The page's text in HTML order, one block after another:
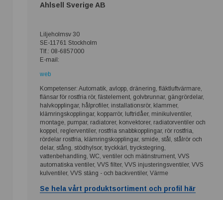
Ahlsell Sverige AB
Liljeholmsv 30
SE-11761 Stockholm
Tlf.: 08-6857000
E-mail:
web
Kompetenser: Automatik, avlopp, dränering, fläktluftvärmare,
flänsar för rostfria rör, fästelement, golvbrunnar, gängrördelar,
halvkopplingar, hålprofiler, installationsrör, klammer,
klämringskopplingar, kopparrör, luftridåer, minikulventiler,
montage, pumpar, radiatorer, konvektorer, radiatorventiler och
koppel, reglerventiler, rostfria snabbkopplingar, rör rostfria,
rördelar rostfria, klämringskopplingar, smide, stål, stålrör och
delar, stång, stödhylsor, tryckkärl, tryckstegring,
vattenbehandling, WC, ventiler och mätinstrument, VVS
automatiska ventiler, VVS filter, VVS injusteringsventiler, VVS
kulventiler, VVS stäng - och backventiler, Värme
Se hela vårt produktsortiment och profil här